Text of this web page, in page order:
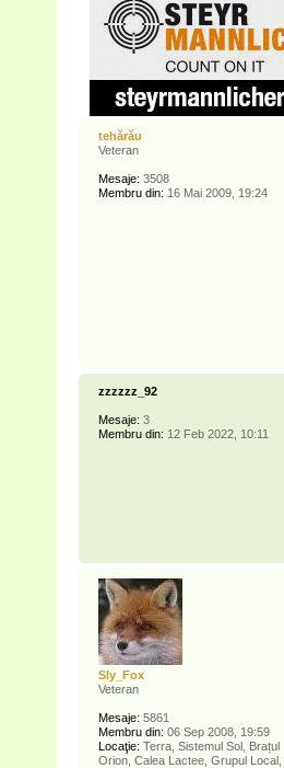
tehărău
Veteran
Mesaje: 3508
Membru din: 16 Mai 2009, 19:24
zzzzzz_92
Mesaje: 3
Membru din: 12 Feb 2022, 10:11
Sly_Fox
Veteran
Mesaje: 5861
Membru din: 06 Sep 2008, 19:59
Locaţie: Terra, Sistemul Sol, Brațul
Orion, Calea Lactee, Grupul Local,